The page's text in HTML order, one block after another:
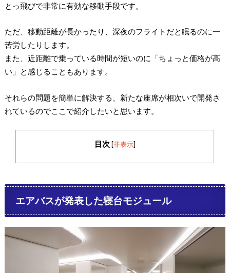
とっ飛びで非常に有効な移動手段です。
ただ、移動距離が長かったり、深夜のフライトだと眠るのに一
苦労したりします。
また、近距離で乗っている時間が短いのに「ちょっと価格が高
い」と感じることもあります。
それらの問題を簡単に解決する、新たな座席が相次いで開発さ
れているのでここで紹介したいと思います。
目次 [非表示]
エアバスが発表した寝台モジュール